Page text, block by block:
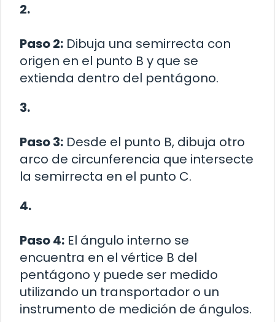
2.
Paso 2: Dibuja una semirrecta con
origen en el punto B y que se
extienda dentro del pentágono.
3.
Paso 3: Desde el punto B, dibuja otro
arco de circunferencia que intersecte
la semirrecta en el punto C.
4.
Paso 4: El ángulo interno se
encuentra en el vértice B del
pentágono y puede ser medido
utilizando un transportador o un
instrumento de medición de ángulos.